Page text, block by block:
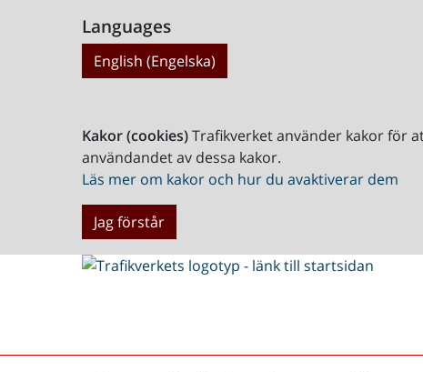
Languages
English (Engelska)
Kakor (cookies)Trafikverket använder kakor för
användandet av dessa kakor.
Läs mer om kakor och hur du avaktiverar dem
Jag förstår